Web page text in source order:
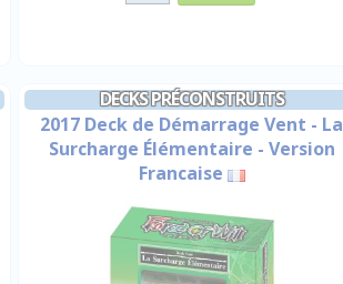
DECKS PRÉCONSTRUITS
2017 Deck de Démarrage Vent - La
Surcharge Élémentaire - Version
Francaise